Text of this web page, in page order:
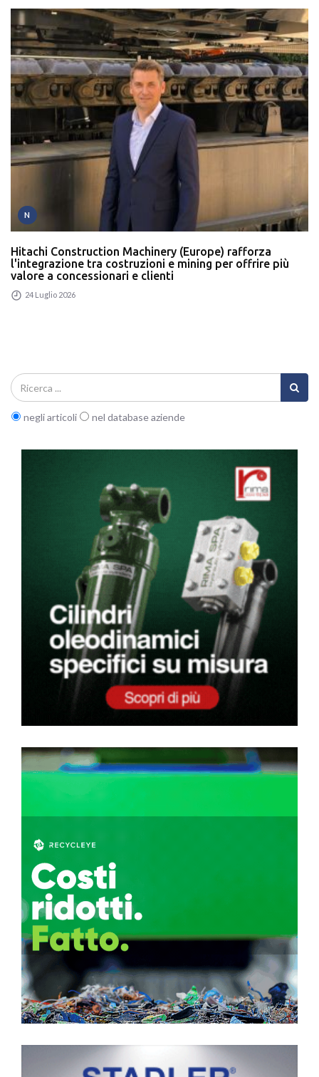
N
Hitachi Construction Machinery (Europe) rafforza
l'integrazione tra costruzioni e mining per offrire più
valore a concessionari e clienti
24 Luglio 2026
negli articoli nel database aziende